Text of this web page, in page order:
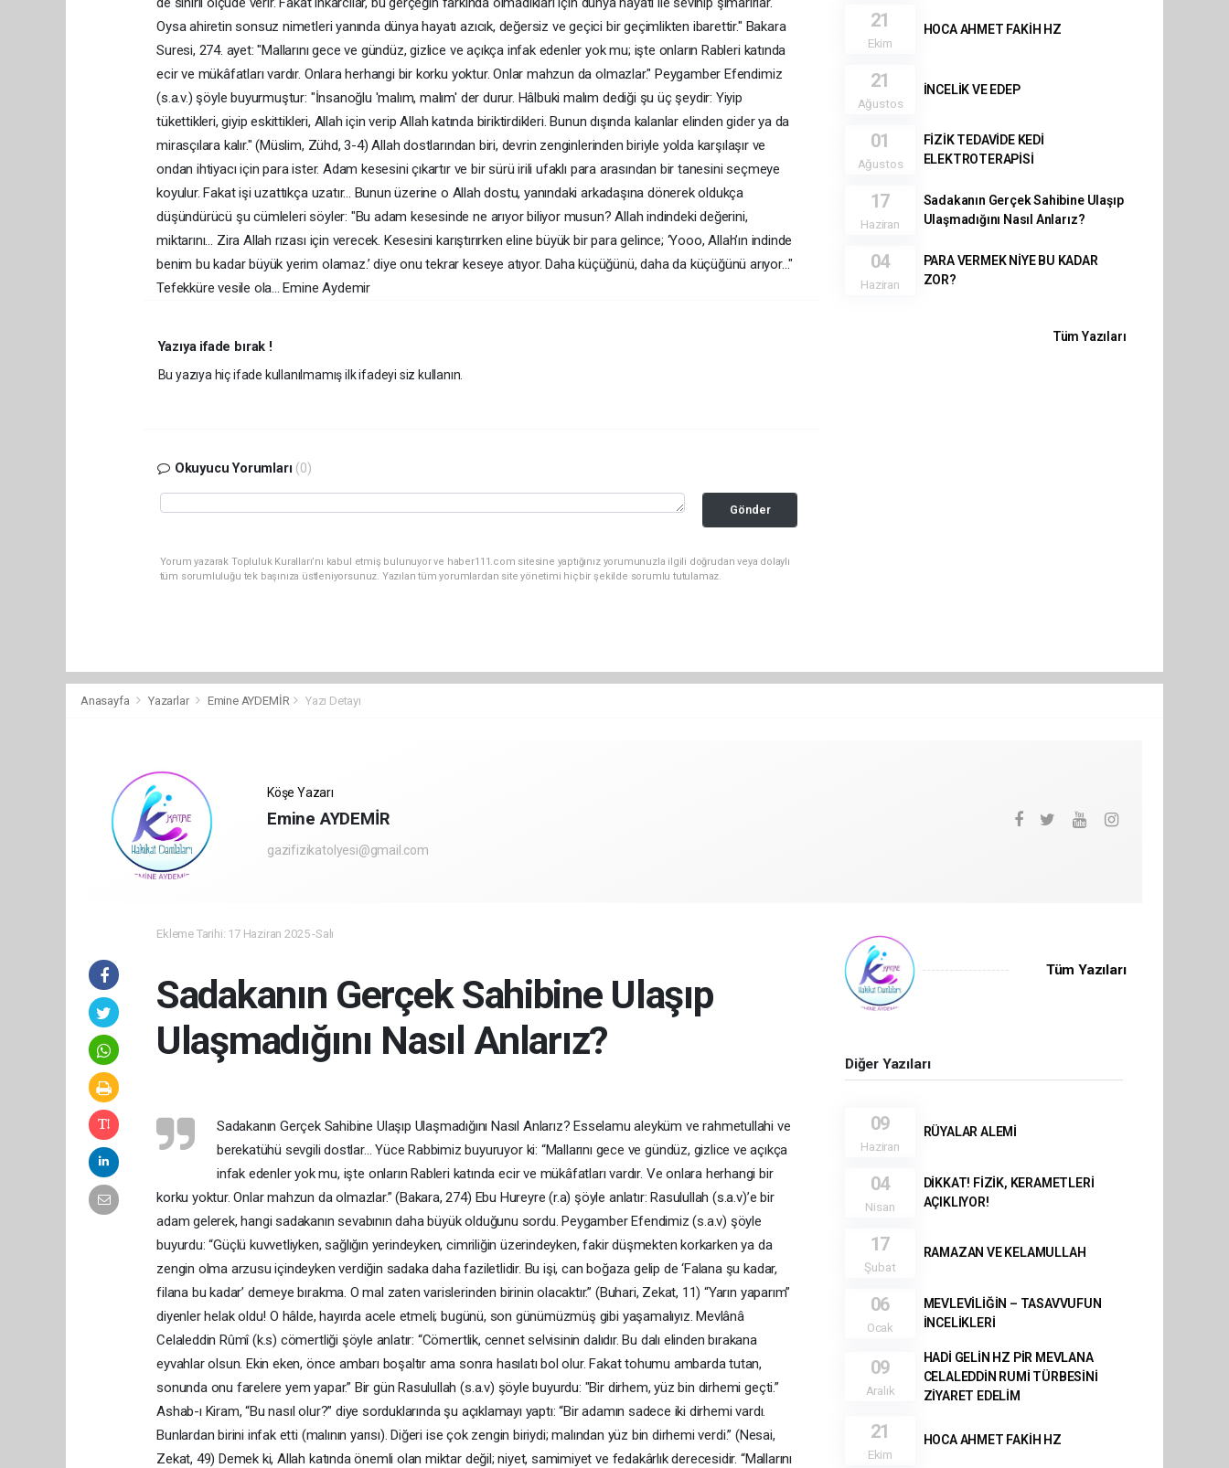
Oysa ahiretin sonsuz nimetleri yanında dünya hayatı azıcık, değersiz ve geçici bir geçimlikten ibarettir." Bakara
Suresi, 274. ayet: "Mallarını gece ve gündüz, gizlice ve açıkça infak edenler yok mu; işte onların Rableri katında
ecir ve mükâfatları vardır. Onlara herhangi bir korku yoktur. Onlar mahzun da olmazlar." Peygamber Efendimiz
(s.a.v.) şöyle buyurmuştur: "İnsanoğlu 'malım, malım' der durur. Hâlbuki malım dediği şu üç şeydir: Yiyip
tükettikleri, giyip eskittikleri, Allah için verip Allah katında biriktirdikleri. Bunun dışında kalanlar elinden gider ya da
mirasçılara kalır." (Müslim, Zühd, 3-4) Allah dostlarından biri, devrin zenginlerinden biriyle yolda karşılaşır ve
ondan ihtiyacı için para ister. Adam kesesini çıkartır ve bir sürü irili ufaklı para arasından bir tanesini seçmeye
koyulur. Fakat işi uzattıkça uzatır... Bunun üzerine o Allah dostu, yanındaki arkadaşına dönerek oldukça
düşündürücü şu cümleleri söyler: "Bu adam kesesinde ne arıyor biliyor musun? Allah indindeki değerini,
miktarını… Zira Allah rızası için verecek. Kesesini karıştırırken eline büyük bir para gelince; ‘Yooo, Allah’ın indinde
benim bu kadar büyük yerim olamaz.’ diye onu tekrar keseye atıyor. Daha küçüğünü, daha da küçüğünü arıyor..."
Tefekküre vesile ola... Emine Aydemir
Yazıya ifade bırak !
Bu yazıya hiç ifade kullanılmamış ilk ifadeyi siz kullanın.
Okuyucu Yorumları (0)
Gönder
Yorum yazarak Topluluk Kuralları’nı kabul etmiş bulunuyor ve haber111.com sitesine yaptığınız yorumunuzla ilgili doğrudan veya dolaylı
tüm sorumluluğu tek başınıza üstleniyorsunuz. Yazılan tüm yorumlardan site yönetimi hiçbir şekilde sorumlu tutulamaz.
21
Ekim
HOCA AHMET FAKİH HZ
21
Ağustos
İNCELİK VE EDEP
01
Ağustos
FİZİK TEDAVİDE KEDİ
ELEKTROTERAPİSİ
17
Haziran
Sadakanın Gerçek Sahibine Ulaşıp
Ulaşmadığını Nasıl Anlarız?
04
Haziran
PARA VERMEK NİYE BU KADAR
ZOR?
Tüm Yazıları
Anasayfa Yazarlar Emine AYDEMİR Yazı Detayı
Köşe Yazarı
Emine AYDEMİR
gazifizikatolyesi@gmail.com
Ekleme Tarihi: 17 Haziran 2025 -Salı
Sadakanın Gerçek Sahibine Ulaşıp
Ulaşmadığını Nasıl Anlarız?
Sadakanın Gerçek Sahibine Ulaşıp Ulaşmadığını Nasıl Anlarız? Esselamu aleyküm ve rahmetullahi ve
berekatühü sevgili dostlar... Yüce Rabbimiz buyuruyor ki: “Mallarını gece ve gündüz, gizlice ve açıkça
infak edenler yok mu, işte onların Rableri katında ecir ve mükâfatları vardır. Ve onlara herhangi bir
korku yoktur. Onlar mahzun da olmazlar.” (Bakara, 274) Ebu Hureyre (r.a) şöyle anlatır: Rasulullah (s.a.v)’e bir
adam gelerek, hangi sadakanın sevabının daha büyük olduğunu sordu. Peygamber Efendimiz (s.a.v) şöyle
buyurdu: “Güçlü kuvvetliyken, sağlığın yerindeyken, cimriliğin üzerindeyken, fakir düşmekten korkarken ya da
zengin olma arzusu içindeyken verdiğin sadaka daha faziletlidir. Bu işi, can boğaza gelip de ‘Falana şu kadar,
filana bu kadar’ demeye bırakma. O mal zaten varislerinden birinin olacaktır.” (Buhari, Zekat, 11) “Yarın yaparım”
diyenler helak oldu! O hâlde, hayırda acele etmeli; bugünü, son günümüzmüş gibi yaşamalıyız. Mevlânâ
Celaleddin Rûmî (k.s) cömertliği şöyle anlatır: “Cömertlik, cennet selvisinin dalıdır. Bu dalı elinden bırakana
eyvahlar olsun. Ekin eken, önce ambarı boşaltır ama sonra hasılatı bol olur. Fakat tohumu ambarda tutan,
sonunda onu farelere yem yapar.” Bir gün Rasulullah (s.a.v) şöyle buyurdu: "Bir dirhem, yüz bin dirhemi geçti.”
Ashab-ı Kiram, “Bu nasıl olur?” diye sorduklarında şu açıklamayı yaptı: “Bir adamın sadece iki dirhemi vardı.
Bunlardan birini infak etti (malının yarısı). Diğeri ise çok zengin biriydi; malından yüz bin dirhemi verdi.” (Nesai,
Zekat, 49) Demek ki, Allah katında önemli olan miktar değil; niyet, samimiyet ve fedakârlık derecesidir. “Mallarını
Tüm Yazıları
Diğer Yazıları
09
Haziran
RÜYALAR ALEMİ
04
Nisan
DİKKAT! FİZİK, KERAMETLERİ
AÇIKLIYOR!
17
Şubat
RAMAZAN VE KELAMULLAH
06
Ocak
MEVLEVİLİĞİN – TASAVVUFUN
İNCELİKLERİ
09
Aralık
HADİ GELİN HZ PİR MEVLANA
CELALEDDİN RUMİ TÜRBESİNİ
ZİYARET EDELİM
21
Ekim
HOCA AHMET FAKİH HZ